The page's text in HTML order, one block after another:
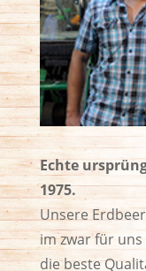
Echte
1975.
Unsere
im zwar für
die beste